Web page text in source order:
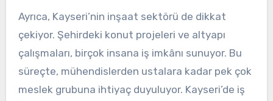
Ayrıca, Kayseri’nin inşaat sektörü de dikkat
çekiyor. Şehirdeki konut projeleri ve altyapı
çalışmaları, birçok insana iş imkânı sunuyor. Bu
süreçte, mühendislerden ustalara kadar pek çok
meslek grubuna ihtiyaç duyuluyor. Kayseri’de iş